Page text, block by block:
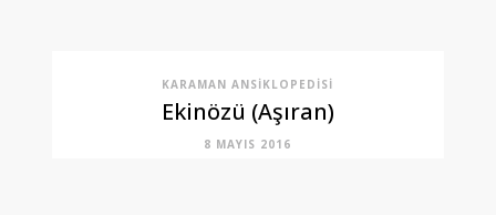
KARAMAN ANSIKLOPEDISI
Ekinözü (Aşıran)
8 MAYIS 2016